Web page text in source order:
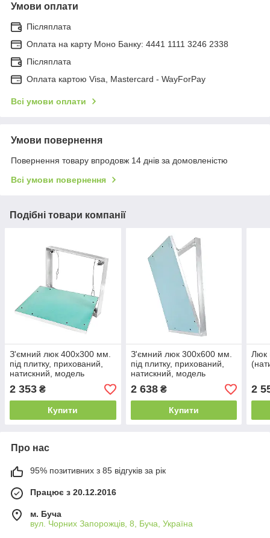
Умови оплати
Післяплата
Оплата на карту Моно Банку: 4441 1111 3246 2338
Післяплата
Оплата картою Visa, Mastercard - WayForPay
Всі умови оплати
Умови повернення
Повернення товару впродовж 14 днів за домовленістю
Всі умови повернення
Подібні товари компанії
З'ємний люк 400х300 мм.
під плитку, прихований,
натискний, модель
"Universal".
2 353 ₴
Купити
З'ємний люк 300х600 мм.
під плитку, прихований,
натискний, модель
"Universal".
2 638₴
Купити
Люк
2
Про нас
95% позитивних з 85 відгуків за рік
Працює з 20.12.2016
м. Буча
вул. Чорних Запорожців, 8, Буча, Україна